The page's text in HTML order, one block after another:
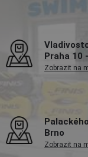
Praha 10
Zobrazit na
Brno
Zobrazit na